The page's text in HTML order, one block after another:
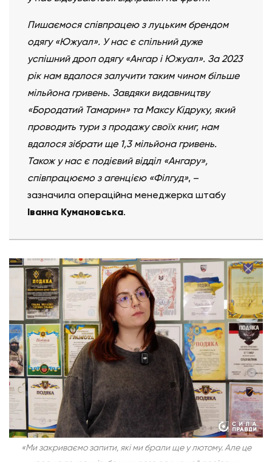
Пишаємося співпрацею з луцьким брендом
одягу «Южуал». У нас є спільний дуже
успішний дроп одягу «Ангар і Южуал». За 2023
рік нам вдалося залучити таким чином більше
мільйона гривень. Завдяки видавництву
«Бородатий Тамарин» та Максу Кідруку, який
проводить тури з продажу своїх книг, нам
вдалося зібрати ще 1,3 мільйона гривень.
Також у нас є подієвий відділ «Ангару»,
співпрацюємо з агенцією «Філгуд», –
зазначила операційна менеджерка штабу
Іванна Кумановська.
«Ми закриваємо запити, які ми брали ще у лютому. Але це